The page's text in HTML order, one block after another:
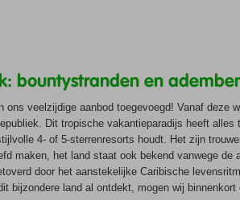
een gemiddelde dagtemperatuur
dat het klimaat ook wel ‘de
uitstapjes in de omgeving. De
ook uitgestrekte
veel meer voor een onvergetelijke
Este en bezoek de bezienswaardige
rijk koloniaal verleden. Maak kennis
huisjes en vriendelijke
dan een excursie naar het tropische
Het eiland behoort tot het
in de Dominicaanse Republiek.
je verblijf zo aangenaam mogelijk te
bountystranden en
veelzijdige aanbod toegevoegd! Vanaf deze
Dit tropische vakantieparadijs heeft
4- of 5-sterrenresorts houdt. Het zijn
maken, het land staat ook bekend vanwege de
door het aanstekelijke Caribische
bijzondere land al ontdekt, mogen wij